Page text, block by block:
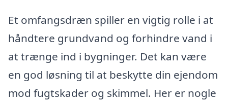
Et omfangsdræn spiller en vigtig rolle i at
håndtere grundvand og forhindre vand i
at trænge ind i bygninger. Det kan være
en god løsning til at beskytte din ejendom
mod fugtskader og skimmel. Her er nogle